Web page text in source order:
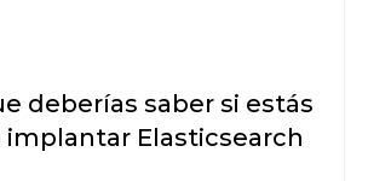
deberías saber si estás
implantar Elasticsearch